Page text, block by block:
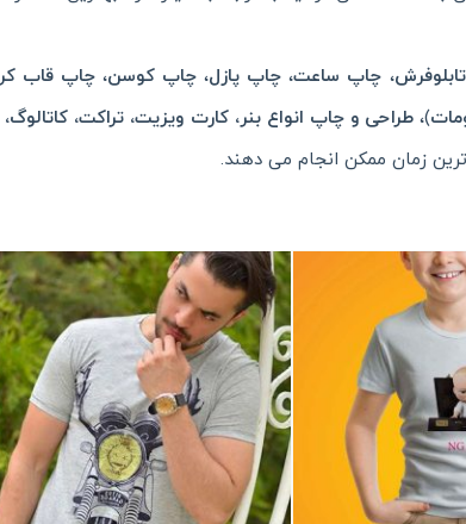
، چاپ ساعت، چاپ پازل، چاپ کوسن، چاپ قاب
)، طراحی و چاپ انواع بنر، کارت ویزیت، تراکت،
ترین زمان ممکن انجام می دهند.